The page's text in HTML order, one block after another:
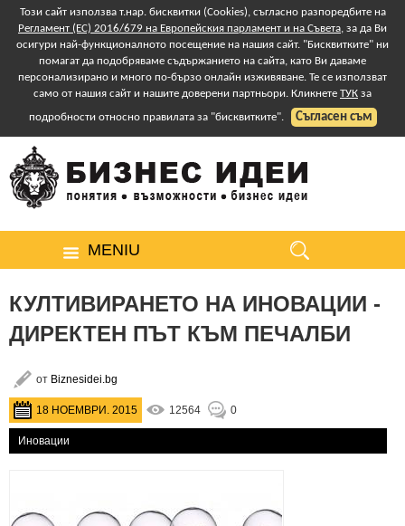
Този сайт използва т.нар. бисквитки (Cookies), съгласно разпоредбите на
Регламент (ЕС) 2016/679 на Европейския парламент и на Съвета, за да Ви
осигури най-функционалното посещение на нашия сайт. "Бисквитките" ни
помагат да подобряваме съдържанието на сайта, като Ви даваме
персонализирано и много по-бързо онлайн изживяване. Те се използват
само от нашия сайт и нашите доверени партньори. Кликнете ТУК за
подробности относно правилата за "бисквитките".
Съгласен съм
MENIU
КУЛТИВИРАНЕТО НА ИНОВАЦИИ -
ДИРЕКТЕН ПЪТ КЪМ ПЕЧАЛБИ
от Biznesidei.bg
12564 0
18 НОЕМВРИ. 2015
Иновации